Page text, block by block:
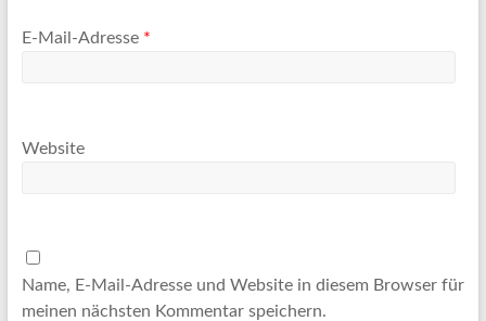
E-Mail-Adresse *
Website
Name, E-Mail-Adresse und Website in diesem Browser für
meinen nächsten Kommentar speichern.